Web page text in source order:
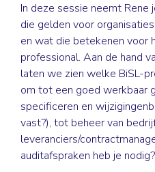
In deze sessie neemt Rene
die gelden voor
en wat die betekenen voor
professional. Aan de hand
laten we zien welke BiSL-
om tot een goed werkbaar
specificeren en
vast?), tot beheer van
leveranciers/
auditafspraken heb je